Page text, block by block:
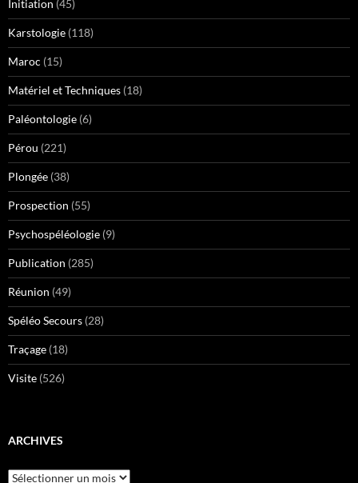
Initiation (45)
Karstologie (118)
Maroc (15)
Matériel et Techniques (18)
Paléontologie (6)
Pérou (221)
Plongée (38)
Prospection (55)
Psychospéléologie (9)
Publication (285)
Réunion (49)
Spéléo Secours (28)
Traçage (18)
Visite (526)
ARCHIVES
Archives